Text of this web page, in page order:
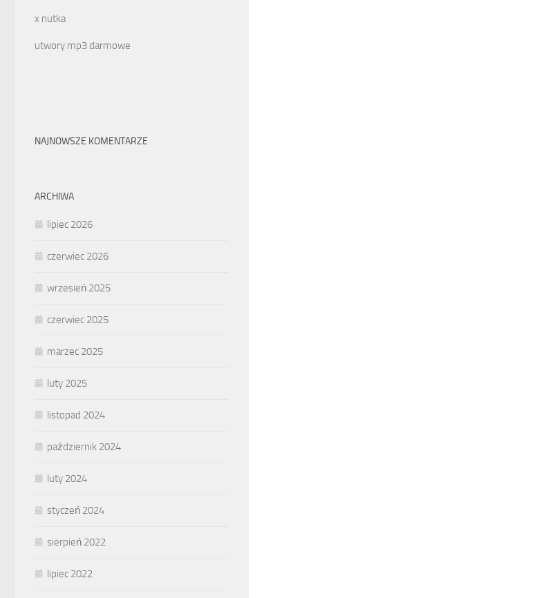
x nutka
utwory mp3 darmowe
NAJNOWSZE KOMENTARZE
ARCHIWA
lipiec 2026
czerwiec 2026
wrzesień 2025
czerwiec 2025
marzec 2025
luty 2025
listopad 2024
październik 2024
luty 2024
styczeń 2024
sierpień 2022
lipiec 2022